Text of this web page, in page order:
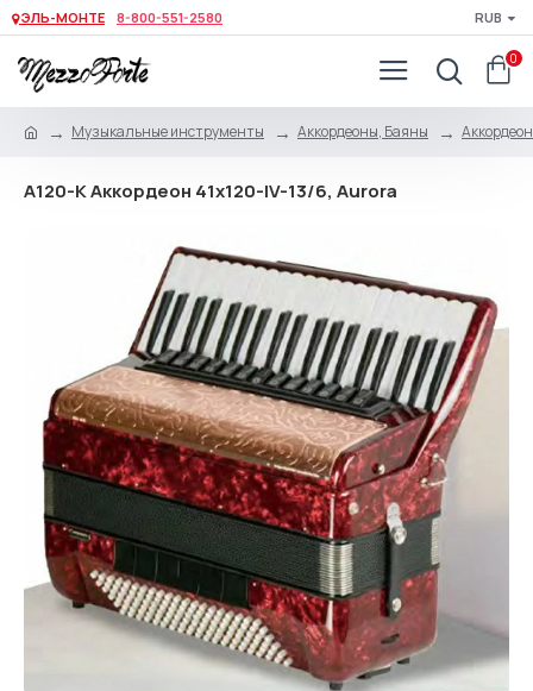
ЭЛЬ-МОНТЕ 8-800-551-2580 RUB
0
Музыкальные инструменты Аккордеоны, Баяны
A120-K Аккордеон 41х120-IV-13/6, Aurora